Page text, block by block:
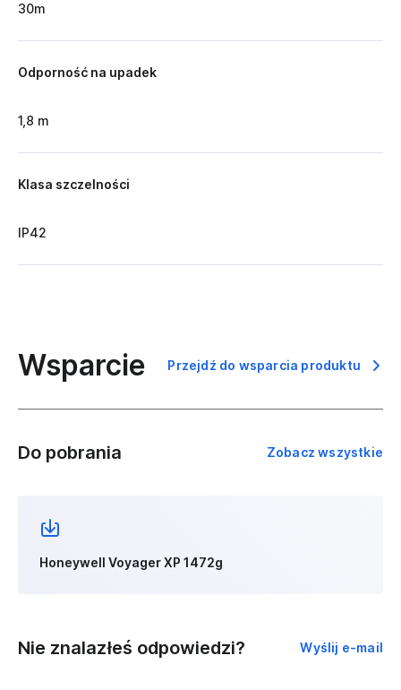
30m
Odporność na upadek
1,8 m
Klasa szczelności
IP42
Wsparcie Przejdź do wsparcia produktu
Do pobrania Zobacz wszystkie
Honeywell Voyager XP 1472g
Nie znalazłeś odpowiedzi? Wyślij e-mail